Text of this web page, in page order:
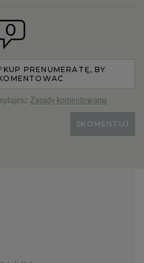
0
KUP PRENUMERATĘ, BY
Zasady komentowania
SKOMENTUJ